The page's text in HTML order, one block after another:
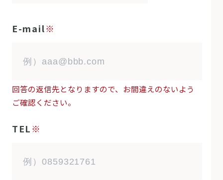
E-mail※
回答の返信先となりますので、お間違えのないよう
ご確認ください。
TEL※